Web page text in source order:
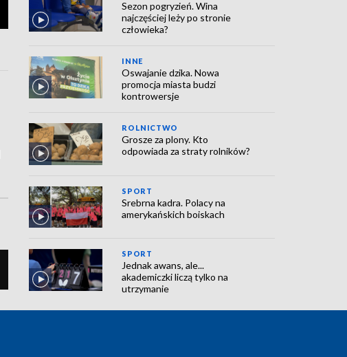
Sezon pogryzień. Wina
najczęściej leży po stronie
człowieka?
INNE
Oswajanie dzika. Nowa
promocja miasta budzi
kontrowersje
ROLNICTWO
Grosze za plony. Kto
odpowiada za straty rolników?
SPORT
Srebrna kadra. Polacy na
amerykańskich boiskach
SPORT
Jednak awans, ale...
akademiczki liczą tylko na
utrzymanie